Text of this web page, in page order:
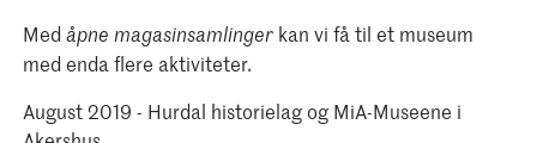
Medåpne magasinsamlingerkan vi få til et museum
med enda flere aktiviteter.
August 2019 - Hurdal historielag og MiA-Museene i